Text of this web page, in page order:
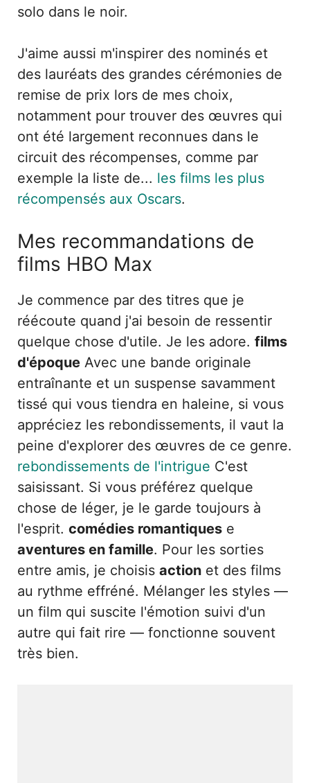
solo dans le noir.
J'aime aussi m'inspirer des nominés et
des lauréats des grandes cérémonies de
remise de prix lors de mes choix,
notamment pour trouver des œuvres qui
ont été largement reconnues dans le
circuit des récompenses, comme par
exemple la liste de... les films les plus
récompensés aux Oscars.
Mes recommandations de
films HBO Max
Je commence par des titres que je
réécoute quand j'ai besoin de ressentir
quelque chose d'utile. Je les adore. films
d'époque Avec une bande originale
entraînante et un suspense savamment
tissé qui vous tiendra en haleine, si vous
appréciez les rebondissements, il vaut la
peine d'explorer des œuvres de ce genre.
rebondissements de l'intrigue C'est
saisissant. Si vous préférez quelque
chose de léger, je le garde toujours à
l'esprit. comédies romantiques e
aventures en famille. Pour les sorties
entre amis, je choisis action et des films
au rythme effréné. Mélanger les styles —
un film qui suscite l'émotion suivi d'un
autre qui fait rire — fonctionne souvent
très bien.